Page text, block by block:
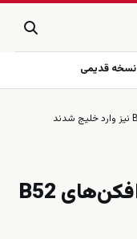
نسخه قدیمی
بعد از ناو هواپیمابر بمب‌افکن‌های B52